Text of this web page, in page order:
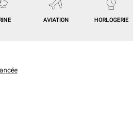
AVIATION HORLOGERIE